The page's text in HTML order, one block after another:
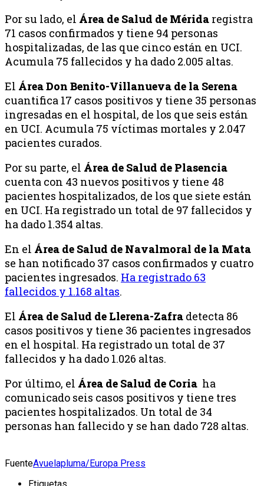
Por su lado, el Área de Salud de Mérida registra
71 casos confirmados y tiene 94 personas
hospitalizadas, de las que cinco están en UCI.
Acumula 75 fallecidos y ha dado 2.005 altas.
El Área Don Benito-Villanueva de la Serena
cuantifica 17 casos positivos y tiene 35 personas
ingresadas en el hospital, de los que seis están
en UCI. Acumula 75 víctimas mortales y 2.047
pacientes curados.
Por su parte, el Área de Salud de Plasencia
cuenta con 43 nuevos positivos y tiene 48
pacientes hospitalizados, de los que siete están
en UCI. Ha registrado un total de 97 fallecidos y
ha dado 1.354 altas.
En el Área de Salud de Navalmoral de la Mata
se han notificado 37 casos confirmados y cuatro
pacientes ingresados. Ha registrado 63
fallecidos y 1.168 altas.
El Área de Salud de Llerena-Zafra detecta 86
casos positivos y tiene 36 pacientes ingresados
en el hospital. Ha registrado un total de 37
fallecidos y ha dado 1.026 altas.
Por último, el Área de Salud de Coria ha
comunicado seis casos positivos y tiene tres
pacientes hospitalizados. Un total de 34
personas han fallecido y se han dado 728 altas.
FuenteAvuelapluma/Europa Press
Etiquetas